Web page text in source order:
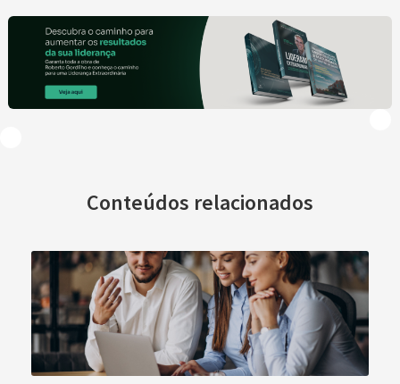
Conteúdos relacionados